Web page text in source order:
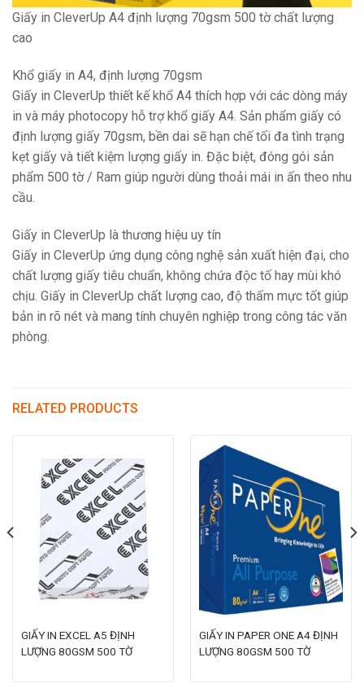
Giấy in CleverUp A4 định lượng 70gsm 500 tờ chất lượng
cao
Khổ giấy in A4, định lượng 70gsm
Giấy in CleverUp thiết kế khổ A4 thích hợp với các dòng máy
in và máy photocopy hỗ trợ khổ giấy A4. Sản phẩm giấy có
định lượng giấy 70gsm, bền dai sẽ hạn chế tối đa tình trạng
kẹt giấy và tiết kiệm lượng giấy in. Đặc biệt, đóng gói sản
phẩm 500 tờ / Ram giúp người dùng thoải mái in ấn theo nhu
cầu.
Giấy in CleverUp là thương hiệu uy tín
Giấy in CleverUp ứng dụng công nghệ sản xuất hiện đại, cho
chất lượng giấy tiêu chuẩn, không chứa độc tố hay mùi khó
chịu. Giấy in CleverUp chất lượng cao, độ thấm mực tốt giúp
bản in rõ nét và mang tính chuyên nghiệp trong công tác văn
phòng.
RELATED PRODUCTS
GIẤY IN EXCEL A5 ĐỊNH
LƯỢNG 80GSM 500 TỜ
GIẤY IN PAPER ONE A4 ĐỊNH
LƯỢNG 80GSM 500 TỜ